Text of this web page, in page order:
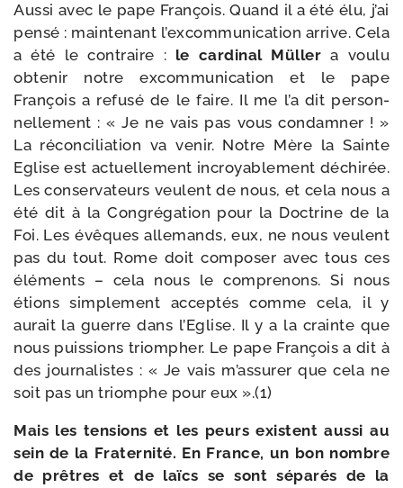
Aussi avec le pape François. Quand il a été élu, j’ai
pen­sé : main­te­nant l’ex­com­mu­ni­ca­tion arrive. Cela
a été le contraire : le car­di­nal Müller a vou­lu
obte­nir notre excom­mu­ni­ca­tion et le pape
François a refu­sé de le faire. Il me l’a dit per­son­
nel­le­ment : « Je ne vais pas vous condam­ner ! »
La récon­ci­lia­tion va venir. Notre Mère la Sainte
Eglise est actuel­le­ment incroya­ble­ment déchi­rée.
Les conser­va­teurs veulent de nous, et cela nous a
été dit à la Congrégation pour la Doctrine de la
Foi. Les évêques alle­mands, eux, ne nous veulent
pas du tout. Rome doit com­po­ser avec tous ces
élé­ments – cela nous le com­pre­nons. Si nous
étions sim­ple­ment accep­tés comme cela, il y
aurait la guerre dans l’Eglise. Il y a la crainte que
nous puis­sions triom­pher. Le pape François a dit à
des jour­na­listes : « Je vais m’as­su­rer que cela ne
soit pas un triomphe pour eux ».(1)
Mais les ten­sions et les peurs existent aus­si au
sein de la Fraternité. En France, un bon nombre
de prêtres et de laïcs se sont sépa­rés de la